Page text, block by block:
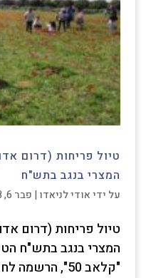
טיול פריחות (דרום
המצרי בנגב בתש"ח
על ידיאודי לניאדו| פבר 6, 2018
טיול פריחות (דרום
המצרי בנגב בתש"ח
"קלאב 50",